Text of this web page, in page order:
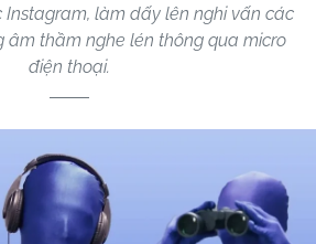
Instagram, làm dấy lên nghi vấn các
âm thầm nghe lén thông qua micro
điện thoại.